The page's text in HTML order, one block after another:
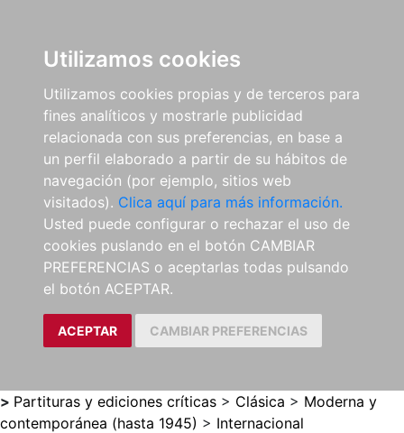
Utilizamos cookies
Utilizamos cookies propias y de terceros para
fines analíticos y mostrarle publicidad
relacionada con sus preferencias, en base a
un perfil elaborado a partir de su hábitos de
navegación (por ejemplo, sitios web
visitados). Clica aquí para más información.
Usted puede configurar o rechazar el uso de
cookies puslando en el botón CAMBIAR
PREFERENCIAS o aceptarlas todas pulsando
el botón ACEPTAR.
ACEPTAR CAMBIAR PREFERENCIAS
> Partituras y ediciones críticas > Clásica > Moderna y
contemporánea (hasta 1945) > Internacional